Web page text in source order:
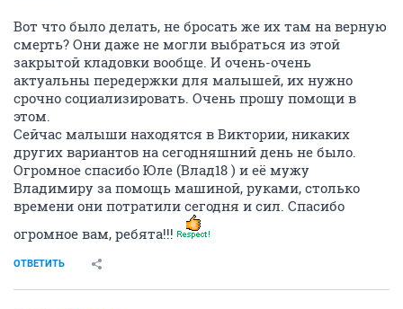
Вот что было делать, не бросать же их там на верную
смерть? Они даже не могли выбраться из этой
закрытой кладовки вообще. И очень-очень
актуальны передержки для малышей, их нужно
срочно социализировать. Очень прошу помощи в
этом.
Сейчас малыши находятся в Виктории, никаких
других вариантов на сегодняшний день не было.
Огромное спасибо Юле (Влад18 ) и её мужу
Владимиру за помощь машиной, руками, столько
времени они потратили сегодня и сил. Спасибо
огромное вам, ребята!!!
ОТВЕТИТЬ